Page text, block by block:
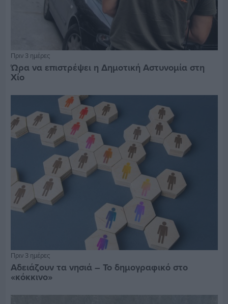
Πριν 3 ημέρες
Ώρα να επιστρέψει η Δημοτική Αστυνομία στη
Χίο
Πριν 3 ημέρες
Αδειάζουν τα νησιά – Το δημογραφικό στο
«κόκκινο»